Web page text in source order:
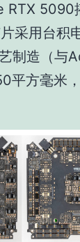
RTX 5090
采用台积
制造（与
平方毫米